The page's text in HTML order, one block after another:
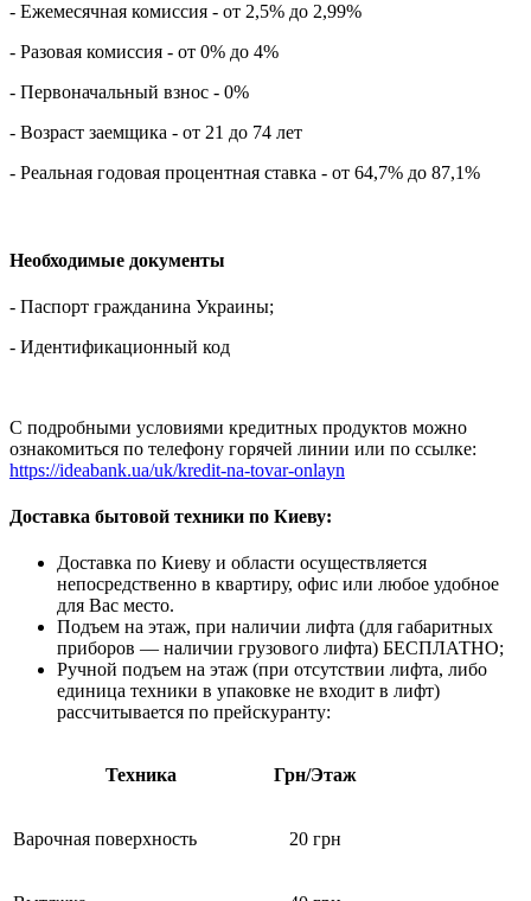
- Ежемесячная комиссия - от 2,5% до 2,99%
- Разовая комиссия - от 0% до 4%
- Первоначальный взнос - 0%
- Возраст заемщика - от 21 до 74 лет
- Реальная годовая процентная ставка - от 64,7% до 87,1%
Необходимые документы
- Паспорт гражданина Украины;
- Идентификационный код
С подробными условиями кредитных продуктов можно
ознакомиться по телефону горячей линии или по ссылке:
https://ideabank.ua/uk/kredit-na-tovar-onlayn
Доставка бытовой техники по Киеву:
Доставка по Киеву и области осуществляется
непосредственно в квартиру, офис или любое удобное
для Вас место.
Подъем на этаж, при наличии лифта (для габаритных
приборов — наличии грузового лифта) БЕСПЛАТНО;
Ручной подъем на этаж (при отсутствии лифта, либо
единица техники в упаковке не входит в лифт)
рассчитывается по прейскуранту:
Техника Грн/Этаж
Варочная поверхность 20 грн